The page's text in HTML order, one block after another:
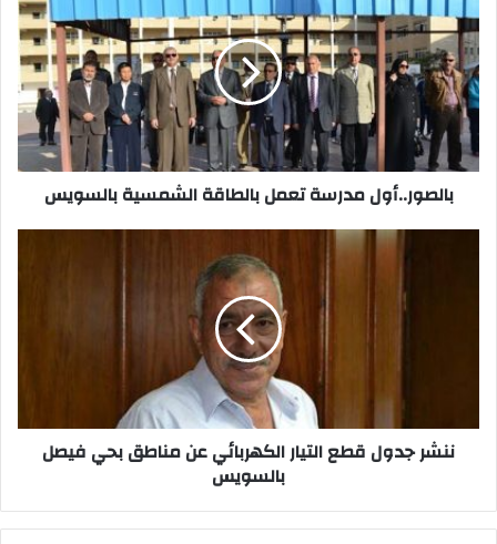
مدرسة
تعمل
بالطاقة
الشمسية
بالسويس
بالصور..أول مدرسة تعمل بالطاقة الشمسية بالسويس
فيصل
بالسويس
ننشر جدول قطع التيار الكهربائي عن مناطق بحي فيصل
بالسويس